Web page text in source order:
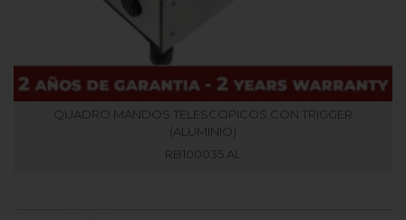
QUADRO MANDOS TELESCOPICOS CON TRIGGER
(ALUMINIO)
RB100035.AL